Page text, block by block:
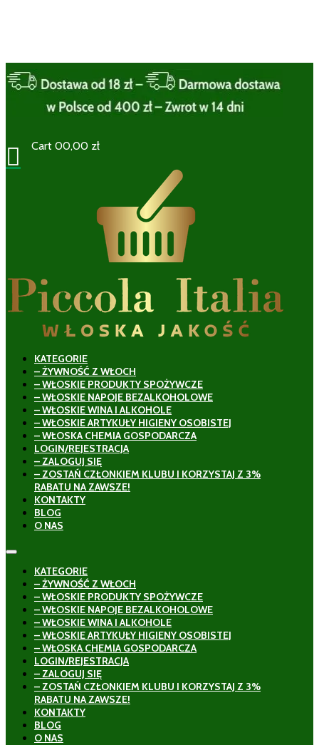
 Cart 00,00 zł
KATEGORIE
– ŻYWNOŚĆ Z WŁOCH
– WŁOSKIE PRODUKTY SPOŻYWCZE
– WŁOSKIE NAPOJE BEZALKOHOLOWE
– WŁOSKIE WINA I ALKOHOLE
– WŁOSKIE ARTYKUŁY HIGIENY OSOBISTEJ
– WŁOSKA CHEMIA GOSPODARCZA
LOGIN/REJESTRACJA
– ZALOGUJ SIĘ
– ZOSTAŃ CZŁONKIEM KLUBU I KORZYSTAJ Z 3%
RABATU NA ZAWSZE!
KONTAKTY
BLOG
O NAS
KATEGORIE
– ŻYWNOŚĆ Z WŁOCH
– WŁOSKIE PRODUKTY SPOŻYWCZE
– WŁOSKIE NAPOJE BEZALKOHOLOWE
– WŁOSKIE WINA I ALKOHOLE
– WŁOSKIE ARTYKUŁY HIGIENY OSOBISTEJ
– WŁOSKA CHEMIA GOSPODARCZA
LOGIN/REJESTRACJA
– ZALOGUJ SIĘ
– ZOSTAŃ CZŁONKIEM KLUBU I KORZYSTAJ Z 3%
RABATU NA ZAWSZE!
KONTAKTY
BLOG
O NAS